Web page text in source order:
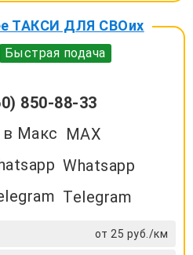
ТАКСИ ДЛЯ СВОих
Быстрая подача
850-88-33
MAX
Whatsapp
Telegram
от 25 руб./км